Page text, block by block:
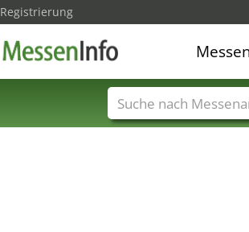
Registrierung
Messenamen